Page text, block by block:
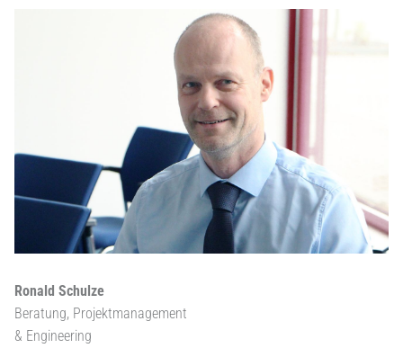
Ronald Schulze
Beratung, Projektmanagement
& Engineering